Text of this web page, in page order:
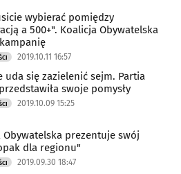
wybierać pomiędzy
a 500+". Koalicja Obywatelska
2019.10.11 16:57
uda się zazielenić sejm. Partia
swoje pomysły
2019.10.09 15:25
Obywatelska prezentuje swój
dla regionu"
2019.09.30 18:47